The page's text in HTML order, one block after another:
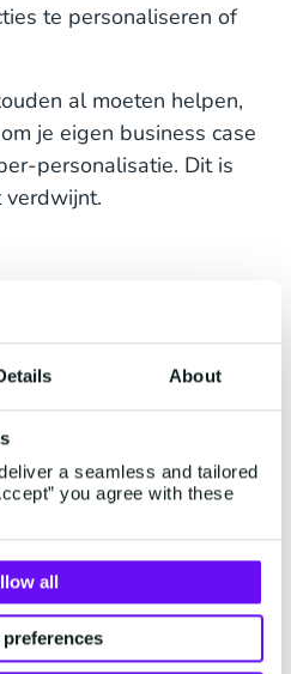
About
a seamless and tailored
you agree with these
all
te personaliseren of
al moeten helpen,
je eigen business case
personalisatie. Dit is
verdwijnt.
van
transformaties
op sales en marketing
Dit is geen slimme zet,
zijn
customer journey.
zichzelf, maar als je
automationop orde hebt,